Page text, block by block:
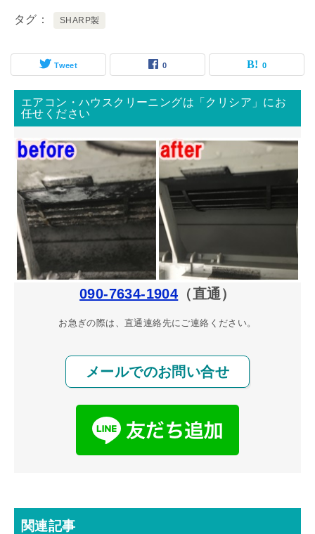
タグ SHARP製
Tweet 0 0
エアコン・ハウスクリーニングは「クリシア」にお
任せください
090-7634-1904 （直通）
お急ぎの際は、直通連絡先にご連絡ください。
メールでのお問い合せ
関連記事